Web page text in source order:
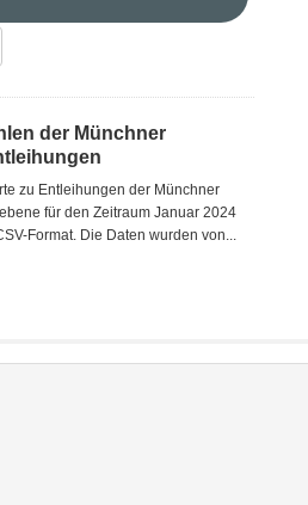
der Münchner
zu Entleihungen der Münchner
für den Zeitraum Januar 2024
Format. Die Daten wurden von...